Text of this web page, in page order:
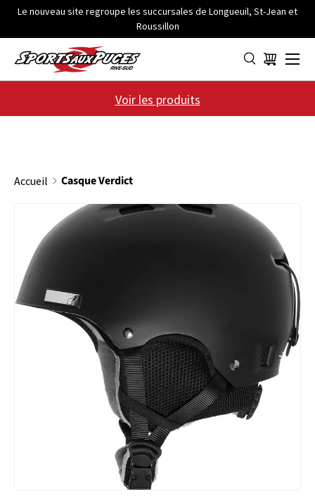
ALLER AU CONTENU
Le nouveau site regroupe les succursales de Longueuil, St-Jean et
Roussillon
Panier
Menu
Voir les produits
Accueil Casque Verdict
PASSER AUX INFORMATIONS PRODUITS